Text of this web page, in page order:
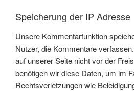
Speicherung der IP Adresse
Unsere Kommentarfunktion
Nutzer, die Kommentare
auf unserer Seite nicht vor der
benötigen wir diese Daten, um im
Rechtsverletzungen wie